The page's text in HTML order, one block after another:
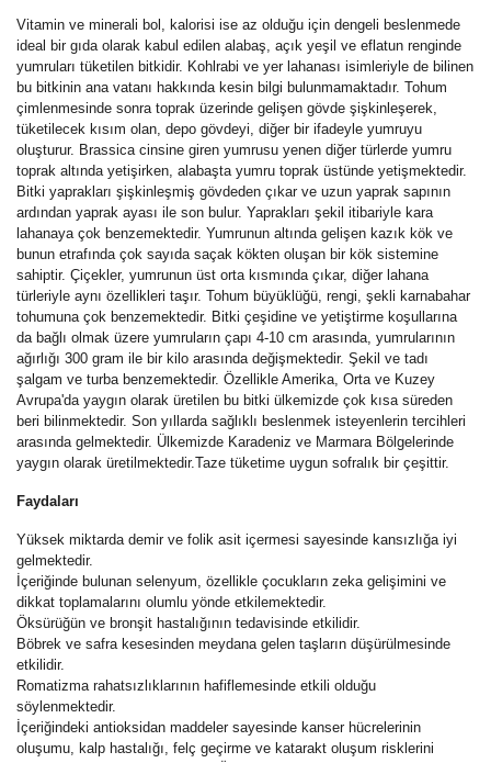
Vitamin ve minerali bol, kalorisi ise az olduğu için dengeli beslenmede
ideal bir gıda olarak kabul edilen alabaş, açık yeşil ve eflatun renginde
yumruları tüketilen bitkidir. Kohlrabi ve yer lahanası isimleriyle de bilinen
bu bitkinin ana vatanı hakkında kesin bilgi bulunmamaktadır. Tohum
çimlenmesinde sonra toprak üzerinde gelişen gövde şişkinleşerek,
tüketilecek kısım olan, depo gövdeyi, diğer bir ifadeyle yumruyu
oluşturur. Brassica cinsine giren yumrusu yenen diğer türlerde yumru
toprak altında yetişirken, alabaşta yumru toprak üstünde yetişmektedir.
Bitki yaprakları şişkinleşmiş gövdeden çıkar ve uzun yaprak sapının
ardından yaprak ayası ile son bulur. Yaprakları şekil itibariyle kara
lahanaya çok benzemektedir. Yumrunun altında gelişen kazık kök ve
bunun etrafında çok sayıda saçak kökten oluşan bir kök sistemine
sahiptir. Çiçekler, yumrunun üst orta kısmında çıkar, diğer lahana
türleriyle aynı özellikleri taşır. Tohum büyüklüğü, rengi, şekli karnabahar
tohumuna çok benzemektedir. Bitki çeşidine ve yetiştirme koşullarına
da bağlı olmak üzere yumruların çapı 4-10 cm arasında, yumrularının
ağırlığı 300 gram ile bir kilo arasında değişmektedir. Şekil ve tadı
şalgam ve turba benzemektedir. Özellikle Amerika, Orta ve Kuzey
Avrupa'da yaygın olarak üretilen bu bitki ülkemizde çok kısa süreden
beri bilinmektedir. Son yıllarda sağlıklı beslenmek isteyenlerin tercihleri
arasında gelmektedir. Ülkemizde Karadeniz ve Marmara Bölgelerinde
yaygın olarak üretilmektedir.Taze tüketime uygun sofralık bir çeşittir.
Faydaları
Yüksek miktarda demir ve folik asit içermesi sayesinde kansızlığa iyi
gelmektedir.
İçeriğinde bulunan selenyum, özellikle çocukların zeka gelişimini ve
dikkat toplamalarını olumlu yönde etkilemektedir.
Öksürüğün ve bronşit hastalığının tedavisinde etkilidir.
Böbrek ve safra kesesinden meydana gelen taşların düşürülmesinde
etkilidir.
Romatizma rahatsızlıklarının hafiflemesinde etkili olduğu
söylenmektedir.
İçeriğindeki antioksidan maddeler sayesinde kanser hücrelerinin
oluşumu, kalp hastalığı, felç geçirme ve katarakt oluşum risklerini